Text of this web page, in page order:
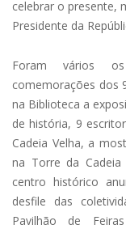
celebrar o presente,
Presidente da
Foram vários
comemorações dos
na Biblioteca a
de história, 9
Cadeia Velha, a
na Torre da
centro histórico
desfile das
Pavilhão de